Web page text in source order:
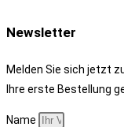
Newsletter
Melden Sie sich jetzt
Ihre erste Bestellung
Name